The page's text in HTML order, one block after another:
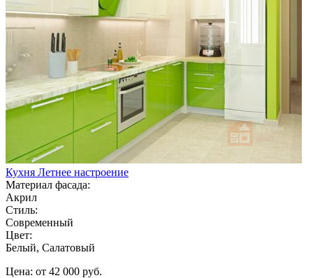
Кухня Летнее настроение
Материал фасада:
Акрил
Стиль:
Современный
Цвет:
Белый, Салатовый
Цена: от 42 000 руб.